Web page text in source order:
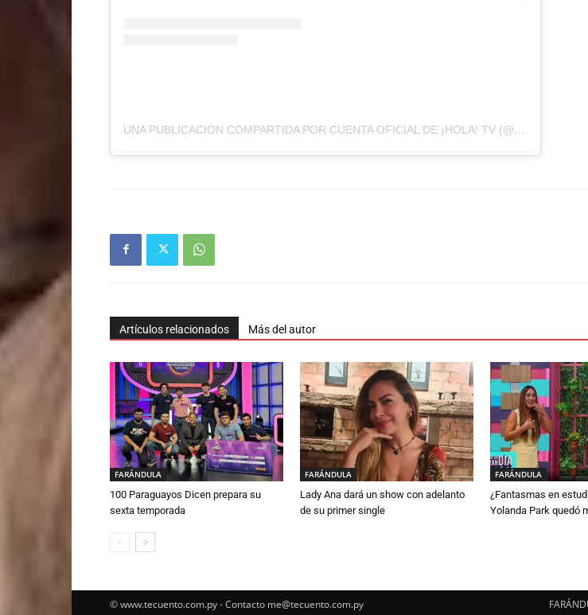
UNA PUBLICACIÓN COMPARTIDA POR CUENTA OFICIAL DE ¡HOLA! TV (@HOLATV)
Artículos relacionados Más del autor
FARÁNDULA
100 Paraguayos Dicen prepara su
sexta temporada
FARÁNDULA
Lady Ana dará un show con adelanto
de su primer single
FARÁNDULA
¿Fantasmas en
Yolanda Park quedó
© www.tecuento.com.py - Contacto me@tecuento.com.py